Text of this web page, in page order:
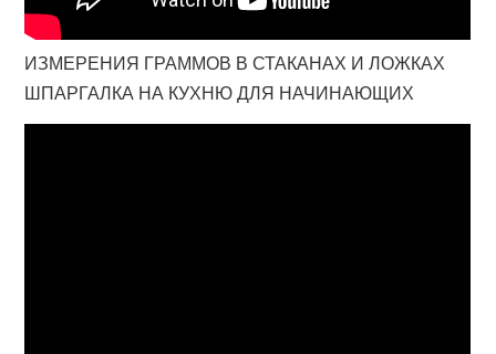
ИЗМЕРЕНИЯ ГРАММОВ В СТАКАНАХ И ЛОЖКАХ
ШПАРГАЛКА НА КУХНЮ ДЛЯ НАЧИНАЮЩИХ